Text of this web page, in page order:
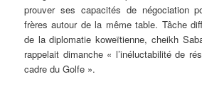
prouver ses capacités de négociation
frères autour de la même table. Tâche
de la diplomatie koweïtienne, cheikh
rappelait dimanche « l’inéluctabilité de
cadre du Golfe ».